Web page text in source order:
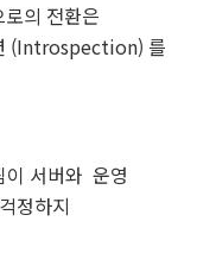
의 전환은
(Introspection) 를
이 서버와 운영
정하지